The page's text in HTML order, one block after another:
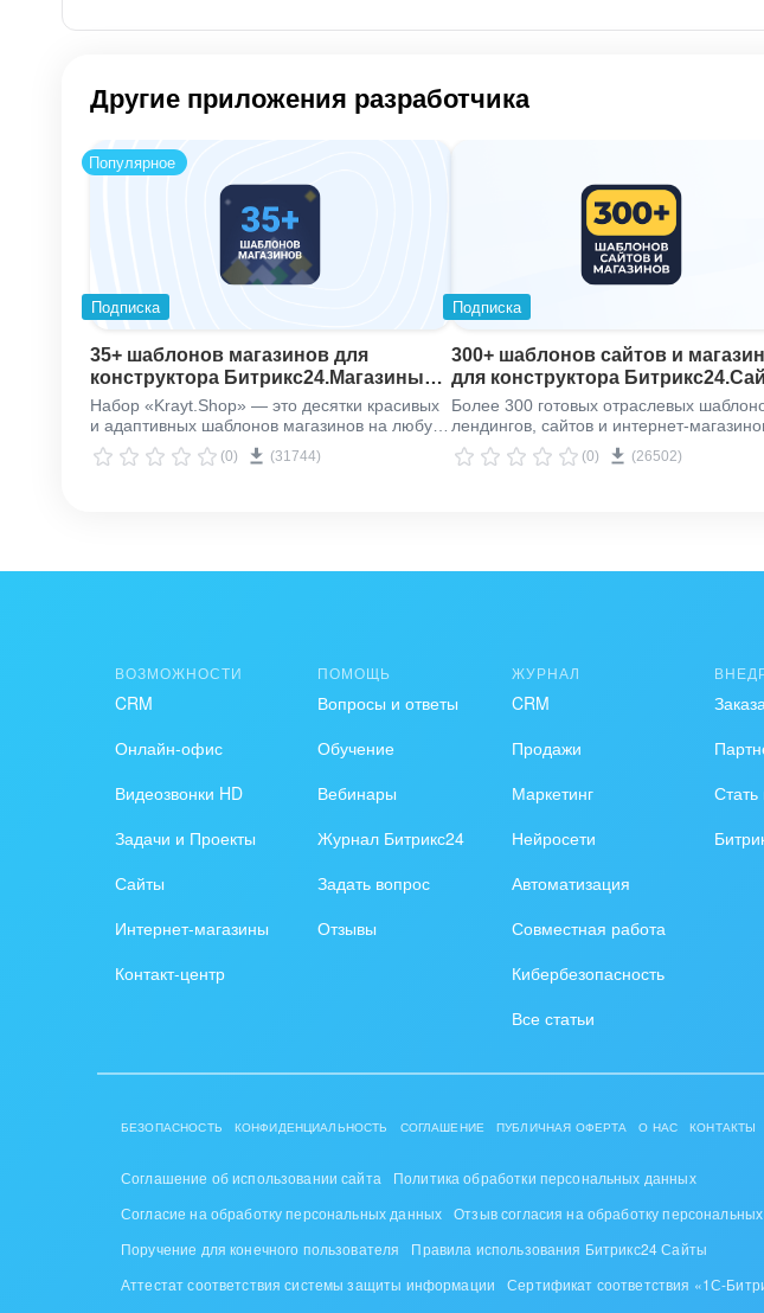
Другие приложения разработчика
Популярное
Подписка
35+ шаблонов магазинов для
конструктора Битрикс24.Магазины
«Krayt.Shop»
Набор «Krayt.Shop» — это десятки красивых
и адаптивных шаблонов магазинов на любую
тематику. 1 минута на создание, пара дней
на запуск.
(0) (31744)
Подписка
300+ шаблонов сайтов и
для конструктора
Битрикс24.Магазины
Более 300 готовых отраслевых
лендингов, сайтов и интернет-
вашего бизнеса.
(0) (26502)
ВОЗМОЖНОСТИ
CRM
Онлайн-офис
Видеозвонки HD
Задачи и Проекты
Сайты
Интернет-магазины
Контакт-центр
ПОМОЩЬ
Вопросы и ответы
Обучение
Вебинары
Журнал Битрикс24
Задать вопрос
Отзывы
ЖУРНАЛ
CRM
Продажи
Маркетинг
Нейросети
Автоматизация
Совместная работа
Кибербезопасность
Все статьи
БЕЗОПАСНОСТЬ КОНФИДЕНЦИАЛЬНОСТЬ СОГЛАШЕНИЕ ПУБЛИЧНАЯ ОФЕРТА О НАС КОНТАКТЫ
Соглашение об использовании сайта
Политика обработки персональных данных
Согласие на обработку персональных данных Отзыв согласия на обработку
Поручение для конечного пользователя
Правила использования Битрикс24 Сайты
Аттестат соответствия системы защиты информации
Сертификат соответствия «1С-